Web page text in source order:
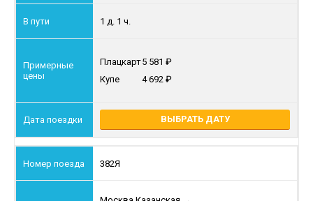
1 д. 1 ч.
Плацкарт5 581
Купе
4 692
ВЫБРАТЬ ДАТУ
382Я